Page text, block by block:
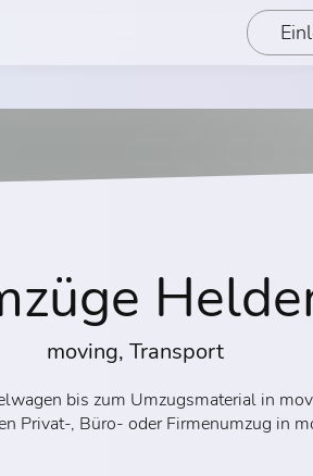
moving, Transport
bis zum Umzugsmaterial in
Privat-, Büro- oder Firmenumzug in